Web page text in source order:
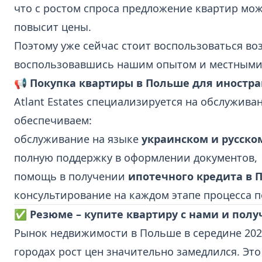
что с ростом спроса предложение квартир
повысит цены.
Поэтому уже сейчас стоит воспользоваться
воспользовавшись нашим опытом и
📢 Покупка квартиры в Польше для
Atlant Estates специализируется на
обеспечиваем:
обслуживание на языке украинском и
полную поддержку в оформлении документов,
помощь в получении ипотечного кредита в
консультирование на каждом этапе процесса
✅ Резюме – купите квартиру с нами и
Рынок недвижимости в Польше в середине
городах рост цен значительно замедлился.